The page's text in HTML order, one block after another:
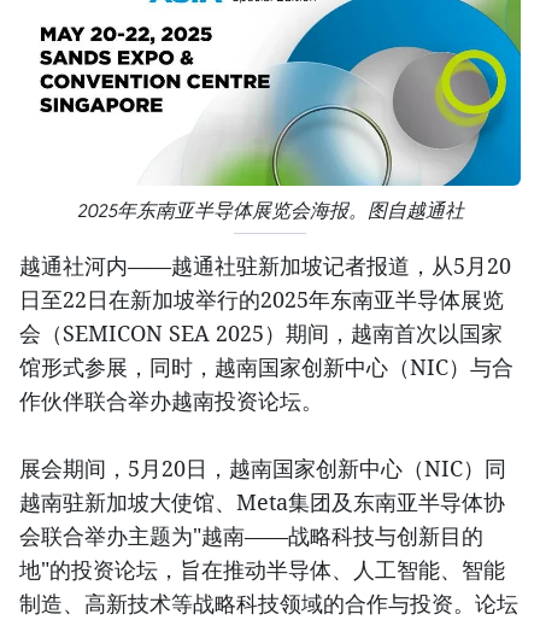
2025年东南亚半导体展览会海报。图自越通社
越通社河内——越通社驻新加坡记者报道，从5月20
日至22日在新加坡举行的2025年东南亚半导体展览
会（SEMICON SEA 2025）期间，越南首次以国家
馆形式参展，同时，越南国家创新中心（NIC）与合
作伙伴联合举办越南投资论坛。
展会期间，5月20日，越南国家创新中心（NIC）同
越南驻新加坡大使馆、Meta集团及东南亚半导体协
会联合举办主题为"越南——战略科技与创新目的
地"的投资论坛，旨在推动半导体、人工智能、智能
制造、高新技术等战略科技领域的合作与投资。论坛